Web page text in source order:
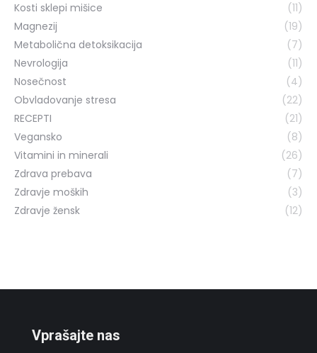
Kosti sklepi mišice
(11)
Magnezij
(19)
Metabolična detoksikacija
(7)
Nevrologija
(11)
Nosečnost
(4)
Obvladovanje stresa
(22)
RECEPTI
(21)
Vegansko
(8)
Vitamini in minerali
(26)
Zdrava prebava
(7)
Zdravje moških
(3)
Zdravje žensk
(12)
Vprašajte nas